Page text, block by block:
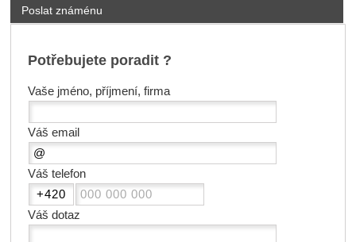
Poslat známénu
Potřebujete poradit ?
Vaše jméno, příjmení, firma
Váš email
Váš telefon
Váš dotaz